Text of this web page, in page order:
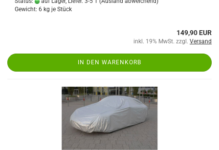
Gewicht: 6 kg je Stück
149,90 EUR
inkl. 19% MwSt. zzgl. Versand
IN DEN WARENKORB